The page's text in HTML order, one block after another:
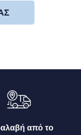
από το